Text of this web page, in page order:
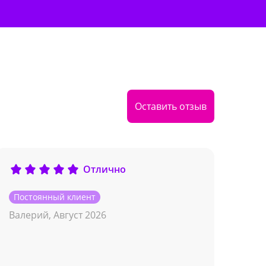
Оставить отзыв
Отлично
Постоянный клиент
Валерий, Август 2026